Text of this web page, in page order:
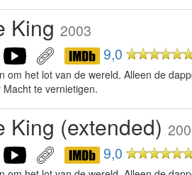
King 2003
9,0
om het lot van de wereld. Alleen de
te vernietigen.
King (extended)
9,0